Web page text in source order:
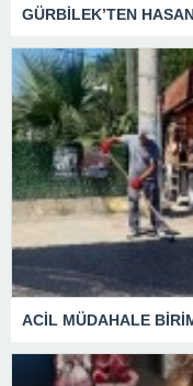
GÜRBİLEK’TEN
ACİL MÜDAHALE